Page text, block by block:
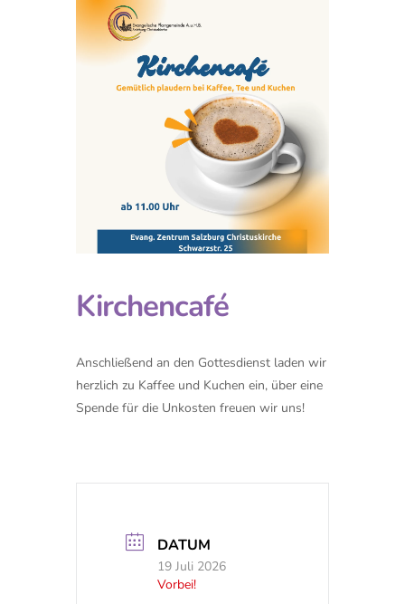
Kirchencafé
Anschließend an den Gottesdienst laden wir
herzlich zu Kaffee und Kuchen ein, über eine
Spende für die Unkosten freuen wir uns!
DATUM
19 Juli 2026
Vorbei!